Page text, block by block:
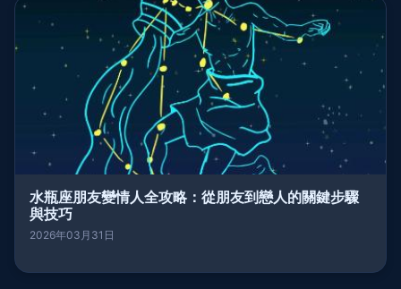
水瓶座朋友變情人全攻略：從朋友到戀人的關鍵步驟
與技巧
2026年03月31日